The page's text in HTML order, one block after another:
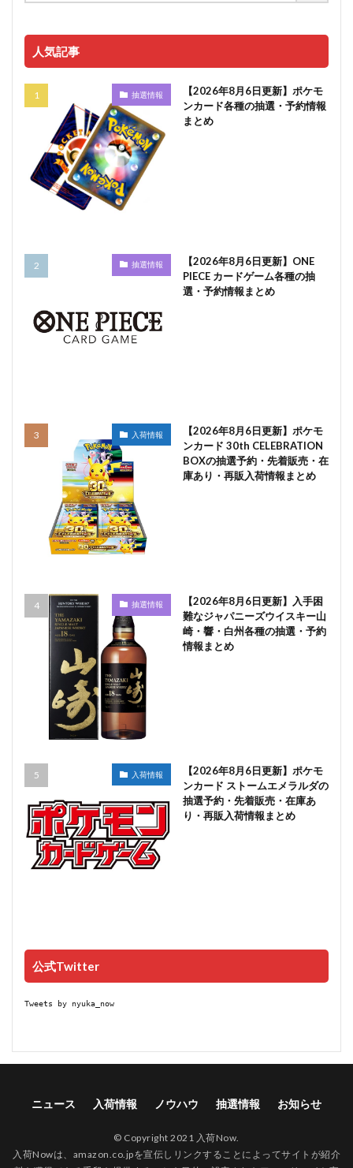
人気記事
抽選情報
【2026年8月6日更新】ポケモ
ンカード各種の抽選・予約情報
まとめ
抽選情報
【2026年8月6日更新】ONE
PIECE カードゲーム各種の抽
選・予約情報まとめ
入荷情報
【2026年8月6日更新】ポケモ
ンカード 30th CELEBRATION
BOXの抽選予約・先着販売・在
庫あり・再販入荷情報まとめ
抽選情報
【2026年8月6日更新】入手困
難なジャパニーズウイスキー山
崎・響・白州各種の抽選・予約
情報まとめ
入荷情報
【2026年8月6日更新】ポケモ
ンカード ストームエメラルダの
抽選予約・先着販売・在庫あ
り・再販入荷情報まとめ
公式Twitter
Tweets by nyuka_now
ニュース 入荷情報 ノウハウ 抽選情報 お知らせ
© Copyright 2021 入荷Now.
入荷Nowは、amazon.co.jpを宣伝しリンクすることによってサイトが紹介